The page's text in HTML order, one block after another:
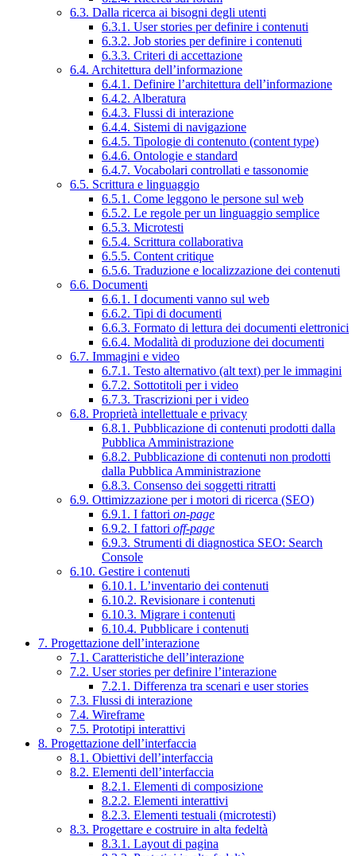
6.3. Dalla ricerca ai bisogni degli utenti
6.3.1. User stories per definire i contenuti
6.3.2. Job stories per definire i contenuti
6.3.3. Criteri di accettazione
6.4. Architettura dell’informazione
6.4.1. Definire l’architettura dell’informazione
6.4.2. Alberatura
6.4.3. Flussi di interazione
6.4.4. Sistemi di navigazione
6.4.5. Tipologie di contenuto (content type)
6.4.6. Ontologie e standard
6.4.7. Vocabolari controllati e tassonomie
6.5. Scrittura e linguaggio
6.5.1. Come leggono le persone sul web
6.5.2. Le regole per un linguaggio semplice
6.5.3. Microtesti
6.5.4. Scrittura collaborativa
6.5.5. Content critique
6.5.6. Traduzione e localizzazione dei contenuti
6.6. Documenti
6.6.1. I documenti vanno sul web
6.6.2. Tipi di documenti
6.6.3. Formato di lettura dei documenti elettronici
6.6.4. Modalità di produzione dei documenti
6.7. Immagini e video
6.7.1. Testo alternativo (alt text) per le immagini
6.7.2. Sottotitoli per i video
6.7.3. Trascrizioni per i video
6.8. Proprietà intellettuale e privacy
6.8.1. Pubblicazione di contenuti prodotti dalla
Pubblica Amministrazione
6.8.2. Pubblicazione di contenuti non prodotti
dalla Pubblica Amministrazione
6.8.3. Consenso dei soggetti ritratti
6.9. Ottimizzazione per i motori di ricerca (SEO)
6.9.1. I fattori on-page
6.9.2. I fattori off-page
6.9.3. Strumenti di diagnostica SEO: Search
Console
6.10. Gestire i contenuti
6.10.1. L’inventario dei contenuti
6.10.2. Revisionare i contenuti
6.10.3. Migrare i contenuti
6.10.4. Pubblicare i contenuti
7. Progettazione dell’interazione
7.1. Caratteristiche dell’interazione
7.2. User stories per definire l’interazione
7.2.1. Differenza tra scenari e user stories
7.3. Flussi di interazione
7.4. Wireframe
7.5. Prototipi interattivi
8. Progettazione dell’interfaccia
8.1. Obiettivi dell’interfaccia
8.2. Elementi dell’interfaccia
8.2.1. Elementi di composizione
8.2.2. Elementi interattivi
8.2.3. Elementi testuali (microtesti)
8.3. Progettare e costruire in alta fedeltà
8.3.1. Layout di pagina